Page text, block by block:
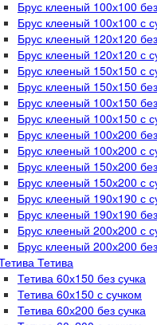
Брус клееный 100х100
Брус клееный 100х100 с
Брус клееный 120х120
Брус клееный 120х120 с
Брус клееный 150х150 с
Брус клееный 150х150
Брус клееный 100х150
Брус клееный 100х150 с
Брус клееный 100х200
Брус клееный 100х200 с
Брус клееный 150х200
Брус клееный 150х200 с
Брус клееный 190х190 с
Брус клееный 190х190
Брус клееный 200х200 с
Брус клееный 200х200
Тетива
Тетива 60х150 без сучка
Тетива 60х150 с сучком
Тетива 60х200 без сучка